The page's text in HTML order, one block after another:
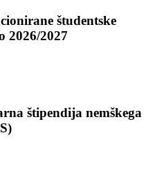
študentske
2026/2027
štipendija nemškega